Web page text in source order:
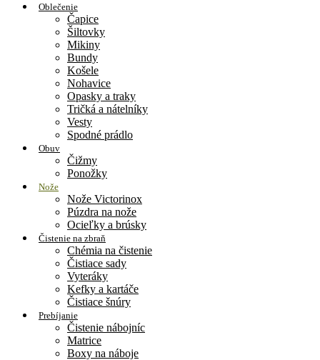
Oblečenie
Čapice
Šiltovky
Mikiny
Bundy
Košele
Nohavice
Opasky a traky
Tričká a nátelníky
Vesty
Spodné prádlo
Obuv
Čižmy
Ponožky
Nože
Nože Victorinox
Púzdra na nože
Ocieľky a brúsky
Čistenie na zbraň
Chémia na čistenie
Čistiace sady
Vyteráky
Kefky a kartáče
Čistiace šnúry
Prebíjanie
Čistenie nábojníc
Matrice
Boxy na náboje